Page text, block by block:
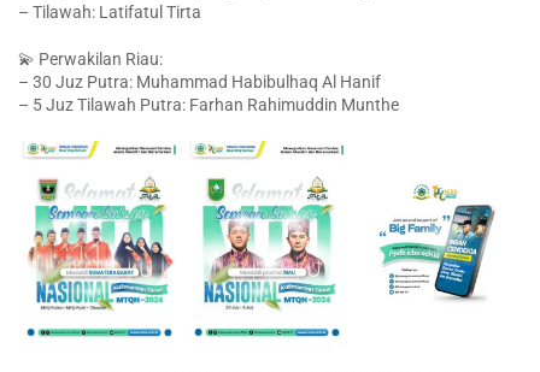
– Tilawah: Latifatul Tirta
💫 Perwakilan Riau:
– 30 Juz Putra: Muhammad Habibulhaq Al Hanif
– 5 Juz Tilawah Putra: Farhan Rahimuddin Munthe